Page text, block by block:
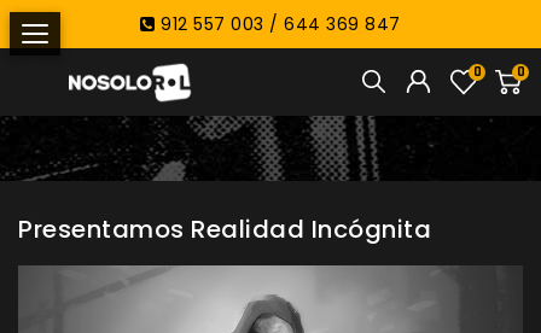
912 557 003 / 644 369 847
0
0
Presentamos Realidad Incógnita